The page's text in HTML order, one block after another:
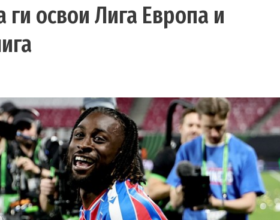
ги освои Лига Европа и